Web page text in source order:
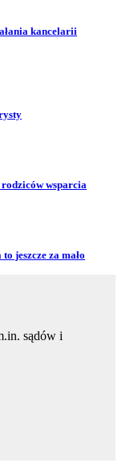
kancelarii
rodziców wsparcia
jeszcze za mało
sądów i